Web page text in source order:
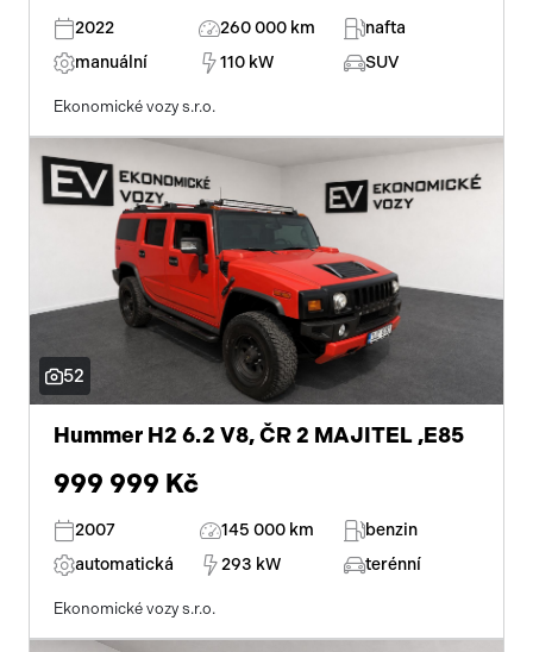
2022 260 000 km
nafta
manuální
110 kW SUV
Ekonomické vozy s.r.o.
52
Hummer H2 6.2 V8, ČR 2 MAJITEL ,E85
999 999 Kč
2007 145 000 km
benzin
automatická
293 kW terénní
Ekonomické vozy s.r.o.